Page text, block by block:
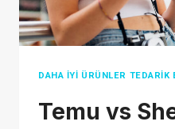
DAHA İYI ÜRÜNLER TEDARIK
Temu vs